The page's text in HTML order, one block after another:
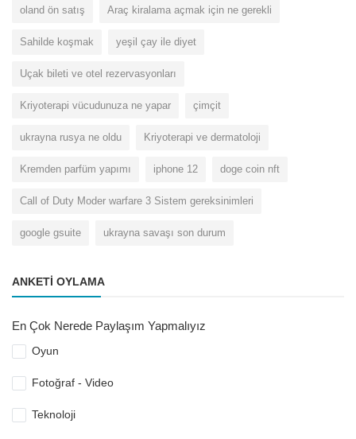
oland ön satış Araç kiralama açmak için ne gerekli
Sahilde koşmak yeşil çay ile diyet
Uçak bileti ve otel rezervasyonları
Kriyoterapi vücudunuza ne yapar çimçit
ukrayna rusya ne oldu Kriyoterapi ve dermatoloji
Kremden parfüm yapımı iphone 12 doge coin nft
Call of Duty Moder warfare 3 Sistem gereksinimleri
google gsuite ukrayna savaşı son durum
ANKETI OYLAMA
En Çok Nerede Paylaşım Yapmalıyız
Oyun
Fotoğraf - Video
Teknoloji